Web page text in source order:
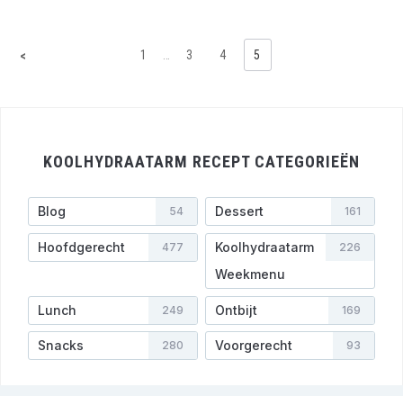
< 1 … 3 4 5
KOOLHYDRAATARM RECEPT CATEGORIEËN
Blog 54 Dessert 161
Hoofdgerecht 477
Koolhydraatarm
Weekmenu
226
Lunch 249 Ontbijt 169
Snacks 280 Voorgerecht 93